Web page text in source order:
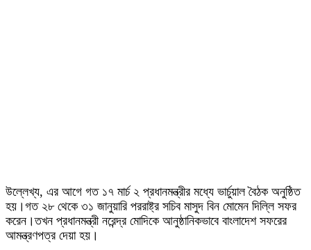
উল্লেখ্য, এর আগে গত ১৭ মার্চ ২ প্রধানমন্ত্রীর মধ্যে ভার্চুয়াল বৈঠক অনুষ্ঠিত
হয়।গত ২৮ থেকে ৩১ জানুয়ারি পররাষ্ট্র সচিব মাসুদ বিন মোমেন দিল্লি সফর
করেন।তখন প্রধানমন্ত্রী নরেন্দ্র মোদিকে আনুষ্ঠানিকভাবে বাংলাদেশ সফরের
আমন্ত্রণপত্র দেয়া হয়।